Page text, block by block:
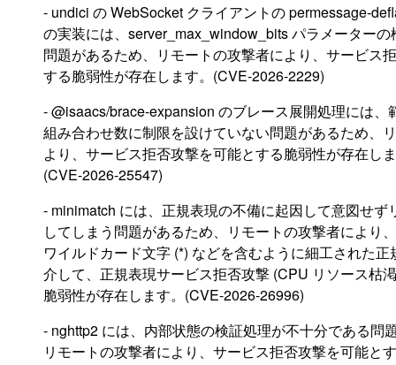
- undici の WebSocket クライアントの permessage-
の実装には、server_max_window_bits パラメーター
問題があるため、リモートの攻撃者により、サービス
する脆弱性が存在します。(CVE-2026-2229)
- @isaacs/brace-expansion のブレース展開処理には、
組み合わせ数に制限を設けていない問題があるため、
より、サービス拒否攻撃を可能とする脆弱性が存在し
(CVE-2026-25547)
- minimatch には、正規表現の不備に起因して意図せず
してしまう問題があるため、リモートの攻撃者により
ワイルドカード文字 (*) などを含むように細工された
介して、正規表現サービス拒否攻撃 (CPU リソース枯
脆弱性が存在します。(CVE-2026-26996)
- nghttp2 には、内部状態の検証処理が不十分である問
リモートの攻撃者により、サービス拒否攻撃を可能と